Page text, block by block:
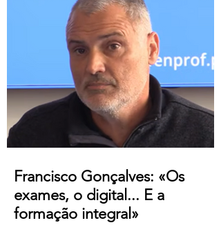
extremamente difíceis, a classificação da
1.ª fase, surgem agora orientações que
determinam que, se um classificador não
registar classificações num determinado
período de tempo, as provas lhe sejam
retiradas e redistribuídas. Estamos a falar
de professores
Francisco Gonçalves: «Os
exames, o digital... E a
formação integral»